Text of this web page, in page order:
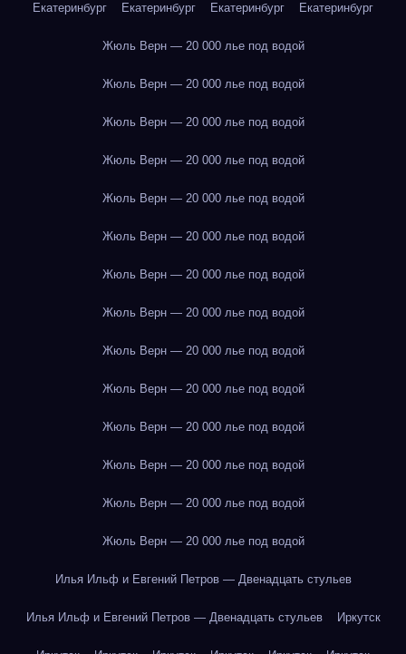
Екатеринбург Екатеринбург Екатеринбург Екатеринбург
Жюль Верн — 20 000 лье под водой
Жюль Верн — 20 000 лье под водой
Жюль Верн — 20 000 лье под водой
Жюль Верн — 20 000 лье под водой
Жюль Верн — 20 000 лье под водой
Жюль Верн — 20 000 лье под водой
Жюль Верн — 20 000 лье под водой
Жюль Верн — 20 000 лье под водой
Жюль Верн — 20 000 лье под водой
Жюль Верн — 20 000 лье под водой
Жюль Верн — 20 000 лье под водой
Жюль Верн — 20 000 лье под водой
Жюль Верн — 20 000 лье под водой
Жюль Верн — 20 000 лье под водой
Илья Ильф и Евгений Петров — Двенадцать стульев
Илья Ильф и Евгений Петров — Двенадцать стульев Иркутск